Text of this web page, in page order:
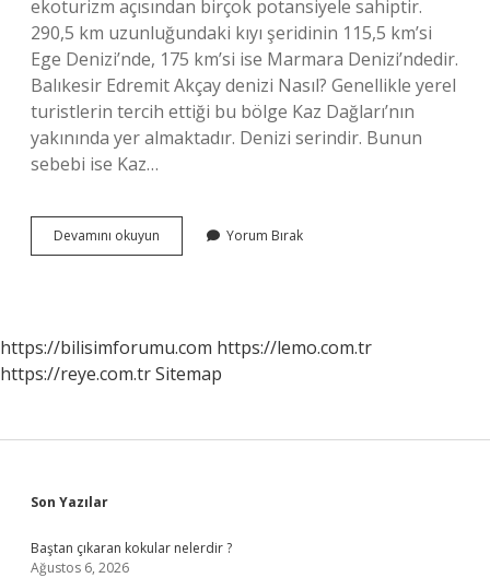
ekoturizm açısından birçok potansiyele sahiptir.
290,5 km uzunluğundaki kıyı şeridinin 115,5 km’si
Ege Denizi’nde, 175 km’si ise Marmara Denizi’ndedir.
Balıkesir Edremit Akçay denizi Nasıl? Genellikle yerel
turistlerin tercih ettiği bu bölge Kaz Dağları’nın
yakınında yer almaktadır. Denizi serindir. Bunun
sebebi ise Kaz…
Devamını okuyun
Denize
Yorum Bırak
https://bilisimforumu.com https://lemo.com.tr
https://reye.com.trSitemap
Sidebar
Son Yazılar
Baştan çıkaran kokular nelerdir ?
Ağustos 6, 2026